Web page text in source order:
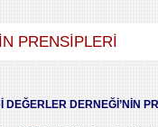
PRENSİPLERİ
DEĞERLER DERNEĞİ’NİN